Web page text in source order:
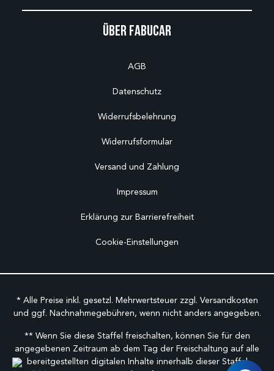
Über Fabucar
AGB
Datenschutz
Widerrufsbelehrung
Widerrufsformular
Versand und Zahlung
Impressum
Erklärung zur Barrierefreiheit
Cookie-Einstellungen
* Alle Preise inkl. gesetzl. Mehrwertsteuer zzgl. Versandkosten
und ggf. Nachnahmegebühren, wenn nicht anders angegeben.
** Wenn Sie diese Staffel freischalten, können Sie für den
angegebenen Zeitraum ab dem Tag der Freischaltung auf alle
bereitgestellten digitalen Inhalte innerhalb dieser Staffel